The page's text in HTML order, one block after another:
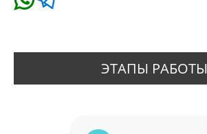
ЭТАПЫ РАБОТЫ